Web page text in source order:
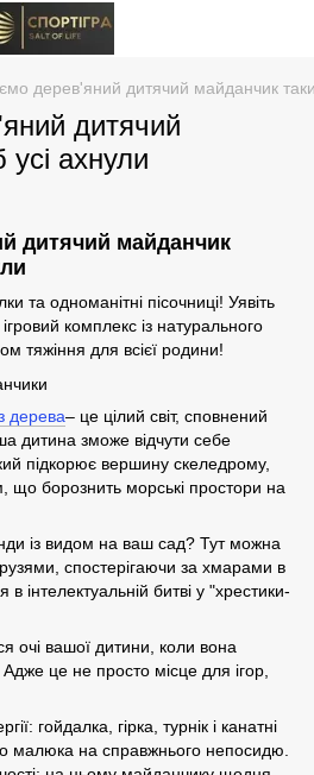
дерев'яний дитячий майданчик
дитячий
ахнули
дитячий майданчик
та одноманітні пісочниці! Уявіть
комплекс із натурального
тяжіння для всієї родини!
дерева– це цілий світ, сповнений
дитина зможе відчути себе
підкорює вершину скеледрому,
що борознить морські простори на
із видом на ваш сад? Тут можна
спостерігаючи за хмарами в
в інтелектуальній битві у "хрестики-
очі вашої дитини, коли вона
це не просто місце для ігор,
гойдалка, гірка, турнік і канатні
малюка на справжнього непосидю.